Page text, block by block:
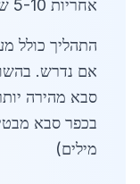
אחריות 5-10 שנים. סה"כ תהליך: 7-10 ימים.
התהליך כולל
אם נדרש.
סבא מהירה
מילים)